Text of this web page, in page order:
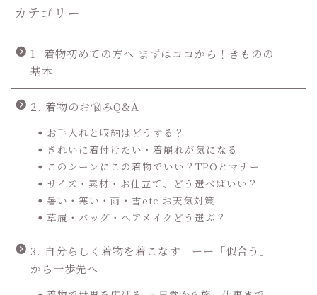
カテゴリー
1. 着物初めての方へ まずはココから！きものの
基本
2. 着物のお悩みQ&A
お手入れと収納はどうする？
きれいに着付けたい・着崩れが気になる
このシーンにこの着物でいい？TPOとマナー
サイズ・素材・お仕立て、どう選べばいい？
暑い・寒い・雨・雪etc お天気対策
草履・バッグ・ヘアメイクどう選ぶ？
3. 自分らしく着物を着こなす ーー「似合う」
から一歩先へ